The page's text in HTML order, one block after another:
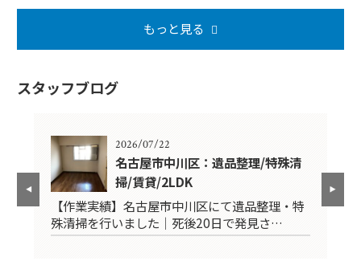
もっと見る
スタッフブログ
2026/07/22
名古屋市中川区：遺品整理/特殊清
掃/賃貸/2LDK
【作業実績】名古屋市中川区にて遺品整理・特
殊清掃を行いました｜死後20日で発見さ…